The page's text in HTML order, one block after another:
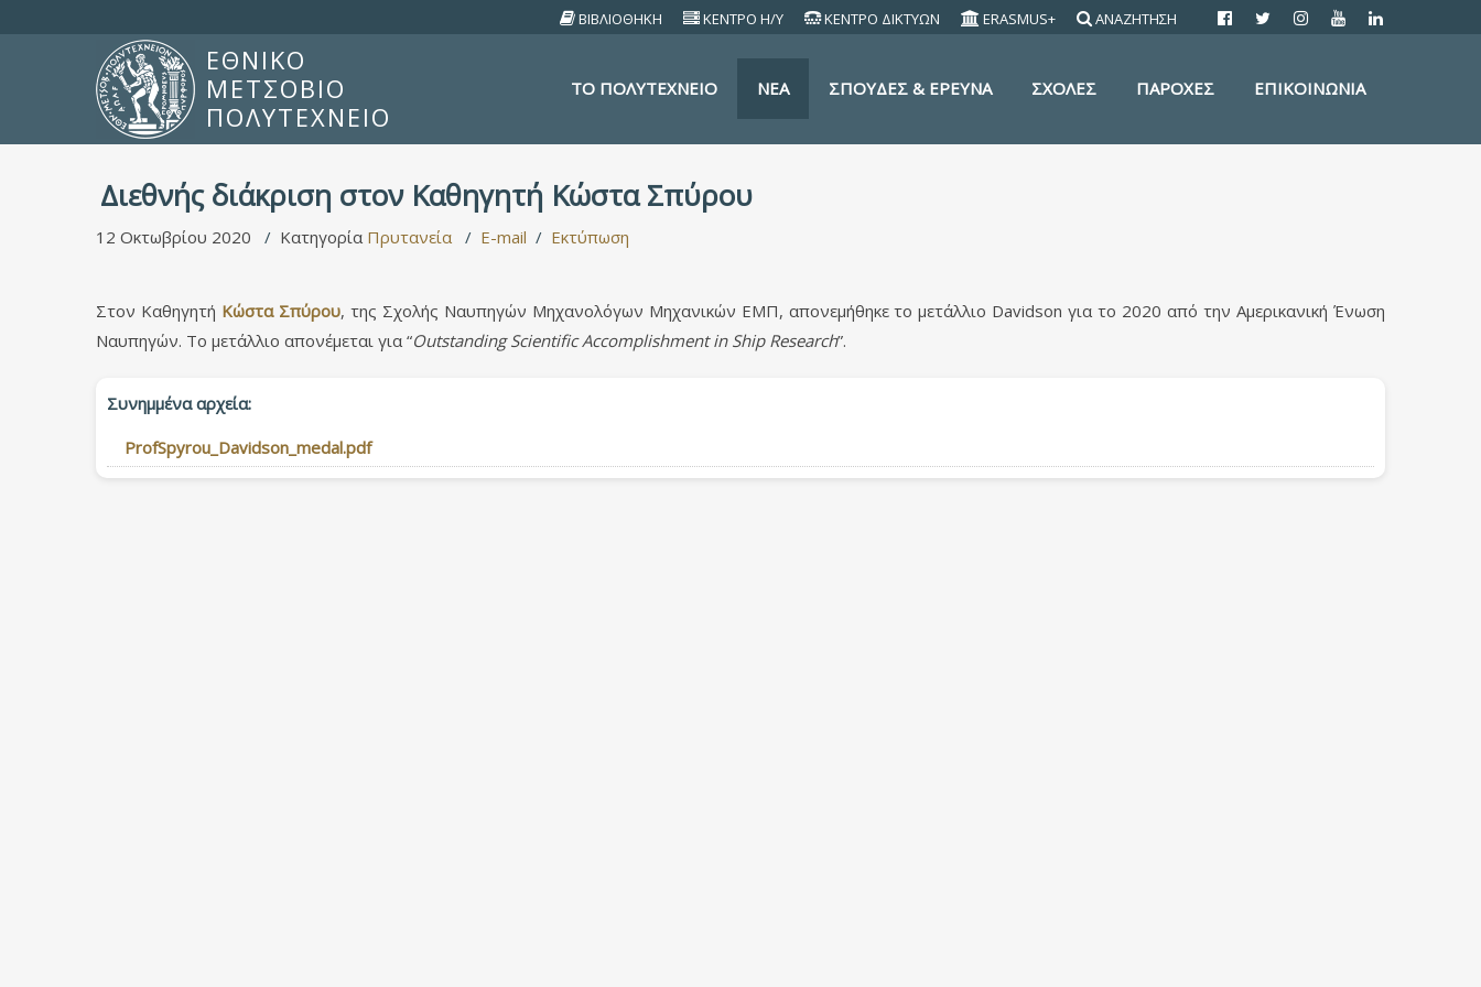
ΒΙΒΛΙΟΘΗΚΗ ΚΕΝΤΡΟ Η/Υ ΚΕΝΤΡΟ ΔΙΚΤΥΩΝ ERASMUS+ ΑΝΑΖΗΤΗΣΗ
ΕΘΝΙΚΟ
ΜΕΤΣΟΒΙΟ
ΠΟΛΥΤΕΧΝΕΙΟ
TO ΠΟΛΥΤΕΧΝΕΙΟ ΝΕΑ ΣΠΟΥΔΕΣ & ΕΡΕΥΝΑ ΣΧΟΛΕΣ ΠΑΡΟΧΕΣ ΕΠΙΚΟΙΝΩΝΙΑ
Διεθνής διάκριση στον Καθηγητή Κώστα Σπύρου
12 Οκτωβρίου 2020 Κατηγορία Πρυτανεία E-mail Εκτύπωση
Στον Καθηγητή Κώστα Σπύρου, της Σχολής Ναυπηγών Μηχανολόγων Μηχανικών ΕΜΠ, απονεμήθηκε το μετάλλιο Davidson για το 2020 από την Αμερικανική Ένωση
Ναυπηγών. To μετάλλιο απονέμεται για “Outstanding Scientific Accomplishment in Ship Research”.
Συνημμένα αρχεία:
ProfSpyrou_Davidson_medal.pdf